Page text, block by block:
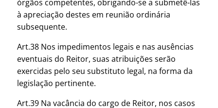
órgãos competentes, obrigando-se a submetê-las
à apreciação destes em reunião ordinária
subsequente.
Art.38 Nos impedimentos legais e nas ausências
eventuais do Reitor, suas atribuições serão
exercidas pelo seu substituto legal, na forma da
legislação pertinente.
Art.39 Na vacância do cargo de Reitor, nos casos